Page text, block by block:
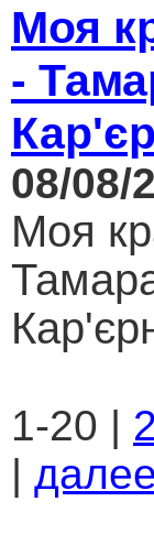
Моя
-
08/08/
Моя
1-20 |
|